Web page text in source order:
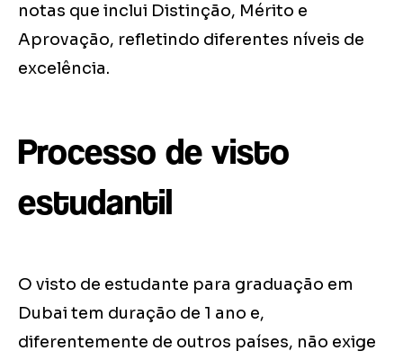
notas que inclui Distinção, Mérito e
Aprovação, refletindo diferentes níveis de
excelência.
Processo de visto
estudantil
O visto de estudante para graduação em
Dubai tem duração de 1 ano e,
diferentemente de outros países, não exige